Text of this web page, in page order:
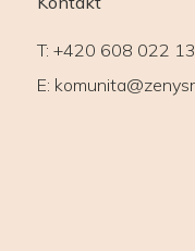
T: +420 608 022
E: